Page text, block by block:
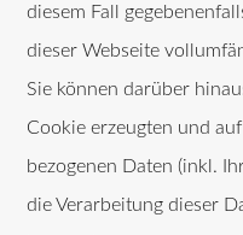
diesem Fall
dieser Webseite
Sie können darüber
Cookie erzeugten und
bezogenen Daten (inkl.
die Verarbeitung dieser